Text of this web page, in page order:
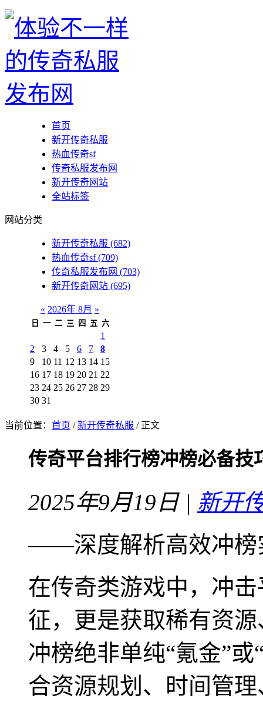
首页
新开传奇私服
热血传奇sf
传奇私服发布网
新开传奇网站
全站标签
网站分类
新开传奇私服 (682)
热血传奇sf(709)
传奇私服发布网 (703)
新开传奇网站 (695)
« 2026年 8月 »
日 一 二 三 四 五 六
1
2
3 4 5 6 7
8
9
10 11 12 13 14 15
16 17 18 19 20 21 22
23 24 25 26 27 28 29
30 31
当前位置： 首页 /新开传奇私服 / 正文
传奇平台排行榜冲榜必备技
2025年9月19日 | 新开
——深度解析高效冲榜
在传奇类游戏中，冲
征，更是获取稀有资
冲榜绝非单纯“氪金”
合资源规划、时间管